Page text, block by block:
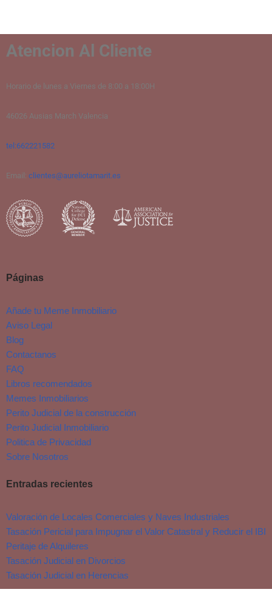
Atencion Al Cliente
Horario de lunes a Viernes de 8:00 a 18:00H
46026 Ausias March Valencia
tel:662221582
Email: clientes@aureliotamarit.es
Páginas
Añade tu Meme Inmobiliario
Aviso Legal
Blog
Contactanos
FAQ
Libros recomendados
Memes Inmobiliarios
Perito Judicial de la construcción
Perito Judicial Inmobiliario
Politica de Privacidad
Sobre Nosotros
Entradas recientes
Valoración de Locales Comerciales y Naves Industriales
Tasación Pericial para Impugnar el Valor Catastral y Reducir el IBI
Peritaje de Alquileres
Tasación Judicial en Divorcios
Tasación Judicial en Herencias